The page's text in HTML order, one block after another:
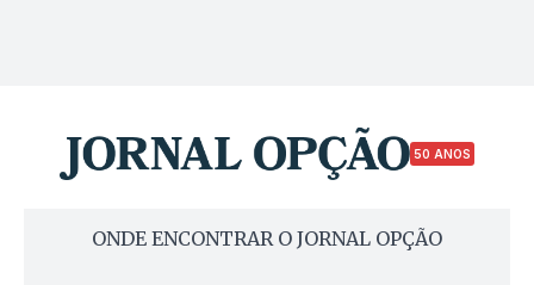
50 ANOS
ONDE ENCONTRAR O JORNAL OPÇÃO